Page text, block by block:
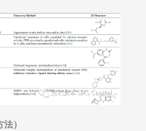
）